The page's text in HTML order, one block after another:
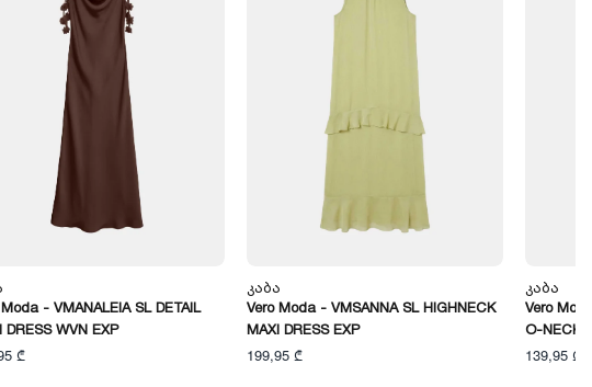
- VMANALEIA SL DETAIL
DRESS WVN EXP
₾
Კაბა
Vero Moda - VMSANNA SL HIGHNECK
MAXI DRESS EXP
199,95 ₾
Კაბა
Vero
O-NECK
139,95 ₾